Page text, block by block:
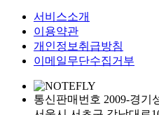
서비스소개
이용약관
개인정보취급방침
이메일무단수집거부
통신판매번호 2009-경기